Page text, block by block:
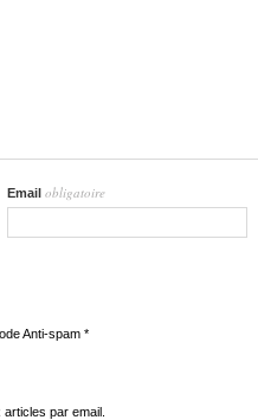
Email obligatoire
Anti-spam*
par email.